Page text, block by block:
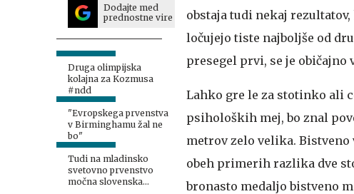
Dodajte med
prednostne vire
Druga olimpijska
kolajna za Kozmusa
#ndd
"Evropskega prvenstva
v Birminghamu žal ne
bo"
Tudi na mladinsko
svetovno prvenstvo
močna slovenska
obstaja tudi nekaj
ločujejo tiste najboljše od
presegel prvi, se je
Lahko gre le za stotinko ali
psiholoških mej, bo znal
metrov zelo velika. Bistveno
obeh primerih razlika dve
bronasto medaljo bistveno